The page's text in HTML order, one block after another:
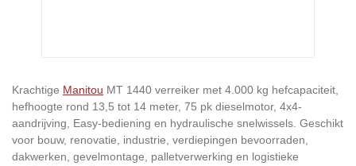
Krachtige Manitou MT 1440 verreiker met 4.000 kg hefcapaciteit,
hefhoogte rond 13,5 tot 14 meter, 75 pk dieselmotor, 4x4-
aandrijving, Easy-bediening en hydraulische snelwissels. Geschikt
voor bouw, renovatie, industrie, verdiepingen bevoorraden,
dakwerken, gevelmontage, palletverwerking en logistieke